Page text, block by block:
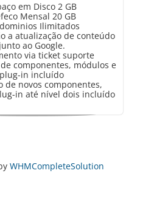
em Disco 2 GB
Mensal 20 GB
Ilimitados
a atualização de conteúdo
junto ao Google.
via ticket suporte
componentes, módulos e
plug-in incluído
de novos componentes,
in até nível dois incluído
WHMCompleteSolution